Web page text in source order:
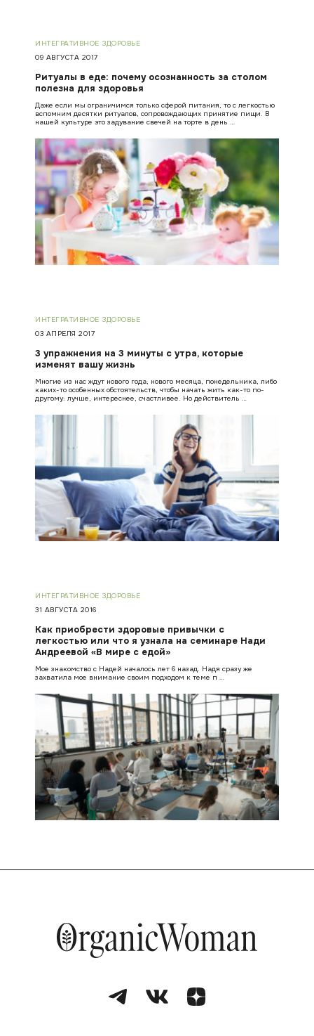
ИНТЕГРАТИВНОЕ ЗДОРОВЬЕ
09 АВГУСТА 2017
Ритуалы в еде: почему осознанность за столом
полезна для здоровья
Даже если мы ограничимся только сферой питания, то с легкостью
вспомним десятки ритуалов, сопровождающих принятие пищи. В
нашей культуре это задувание свечей на торте в день …
ИНТЕГРАТИВНОЕ ЗДОРОВЬЕ
03 АПРЕЛЯ 2017
3 упражнения на 3 минуты с утра, которые
изменят вашу жизнь
Многие из нас ждут нового года, нового месяца, понедельника, либо
каких-то особенных обстоятельств, чтобы начать жить как-то по-
другому: лучше, интереснее, счастливее. Но действитель …
ИНТЕГРАТИВНОЕ ЗДОРОВЬЕ
31 АВГУСТА 2016
Как приобрести здоровые привычки с
легкостью или что я узнала на семинаре Нади
Андреевой «В мире с едой»
Мое знакомство с Надей началось лет 6 назад. Надя сразу же
захватила мое внимание своим подходом к теме п …